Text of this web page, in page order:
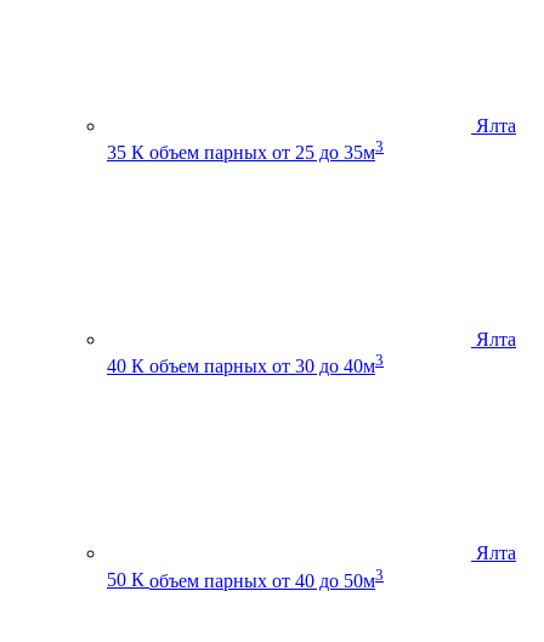
Ялта
35 К объем парных от 25 до 35м3
Ялта
40 К объем парных от 30 до 40м3
Ялта
50 К объем парных от 40 до 50м3